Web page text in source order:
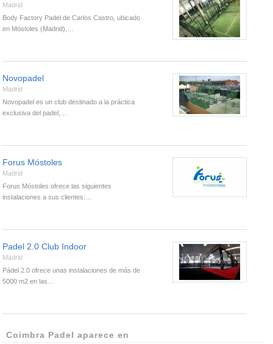
Madrid
Body Factory Padel de Carlos Castro, ubicado
en Móstoles (Madrid),…
Novopadel
Madrid
Novopadel es un club destinado a la práctica
exclusiva del padel,…
Forus Móstoles
Madrid
Forus Móstoles ofrece las siguientes
instalaciones a sus clientes:…
Padel 2.0 Club Indoor
Madrid
Pádel 2.0 ofrece unas instalaciones de más de
5000 m2 en las…
Coimbra Padel aparece en